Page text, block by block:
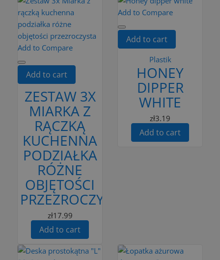
Add to Compare
Add to cart
ZESTAW 3X
MIARKA Z
RĄCZKĄ
KUCHENNA
PODZIAŁKA
RÓŻNE
OBJĘTOŚCI
PRZEZROCZYSTA
zł17.99
Add to cart
Add to Compare
Add to cart
Plastik
HONEY
DIPPER
WHITE
zł3.19
Add to cart